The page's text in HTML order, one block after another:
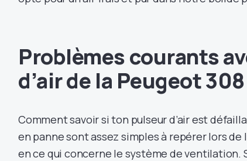
Problèmes courants
d’air de la Peugeot 308
Comment savoir si ton pulseur d’air est
en panne sont assez simples à repérer lors
en ce qui concerne le système de ventilation.